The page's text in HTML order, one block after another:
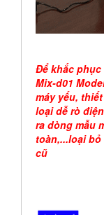
Để khắc
Mix-d01
máy yếu,
loại dễ rò
ra dòng mẫu
toàn,...loại
cũ